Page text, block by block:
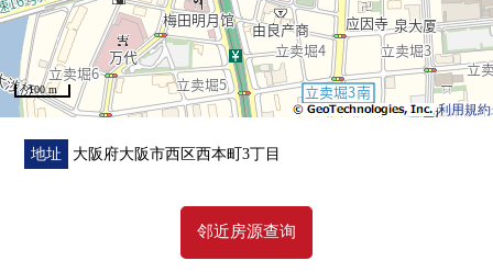
利用規約
100 m
地址 大阪府大阪市西区西本町3丁目
邻近房源查询